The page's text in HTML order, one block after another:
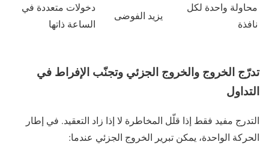
محاولة واحدة لكل
نافذة
يزيد الفوضى
دخولات متعددة في
الساعة ذاتها
تدرّج الخروج والخروج الجزئي وتجنّب الإفراط في
التداول
التدرج مفيد فقط إذا قلّل المخاطرة لا إذا زاد التعقيد. في إطار
الحركة الواحدة، يمكن تبرير الخروج الجزئي عندما: